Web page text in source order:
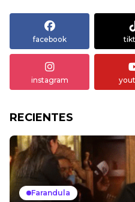
facebook
instagram
RECIENTES
Farandula